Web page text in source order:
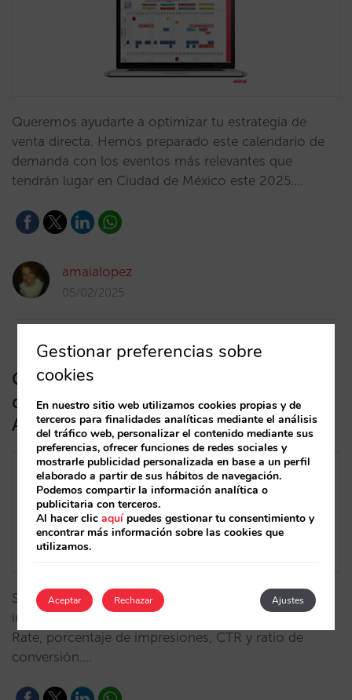
Queremos ayudarte a optimizar tu estrategia de
venta directa. Hemos preparado este calendario de
demanda con los eventos más relevantes que
tendrán lugar en Ciudad de México este 2025.…
amaialopez
05/02/2025
Claves para mejorar el rendimiento
de tus campañas en Google Hotel
Ads (Parte 4)
Saca el máximo partido a Google Hotel Ads
incrementando tu visibilidad, demanda, Participation
Rate, porcentaje de impresiones, CTR y ratio de
conversión.…
Gestionar preferencias sobre
cookies
En nuestro sitio web utilizamos cookies propias y de
terceros para finalidades analíticas mediante el análisis
del tráfico web, personalizar el contenido mediante sus
preferencias, ofrecer funciones de redes sociales y
mostrarle publicidad personalizada en base a un perfil
elaborado a partir de sus hábitos de navegación.
Podemos compartir la información analítica o
publicitaria con terceros.
Al hacer clicaquípuedes gestionar tu consentimiento y
encontrar más información sobre las cookies que
utilizamos.
Aceptar Ajustes
Rechazar